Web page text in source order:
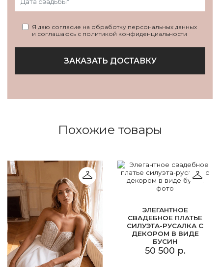
Я даю согласие на обработку персональных данных
и соглашаюсь с политикой конфиденциальности
ЗАКАЗАТЬ ДОСТАВКУ
Похожие товары
ЭЛЕГАНТНОЕ
СВАДЕБНОЕ ПЛАТЬЕ
СИЛУЭТА-РУСАЛКА С
ДЕКОРОМ В ВИДЕ
БУСИН
50 500 р.